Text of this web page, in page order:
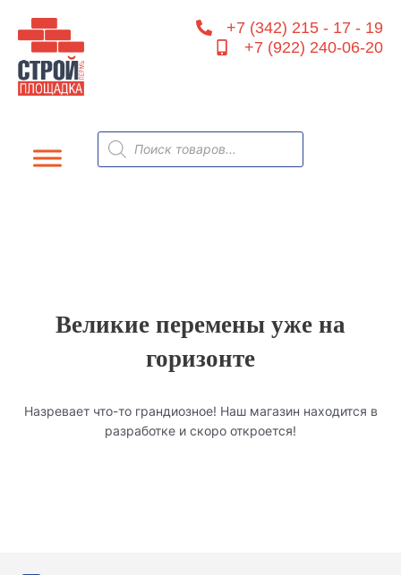
содержимому
+7 (342) 215 - 17 - 19
+7 (922) 240-06-20
Поиск
товаров
Великие перемены уже на
горизонте
Назревает что-то грандиозное! Наш магазин находится в
разработке и скоро откроется!